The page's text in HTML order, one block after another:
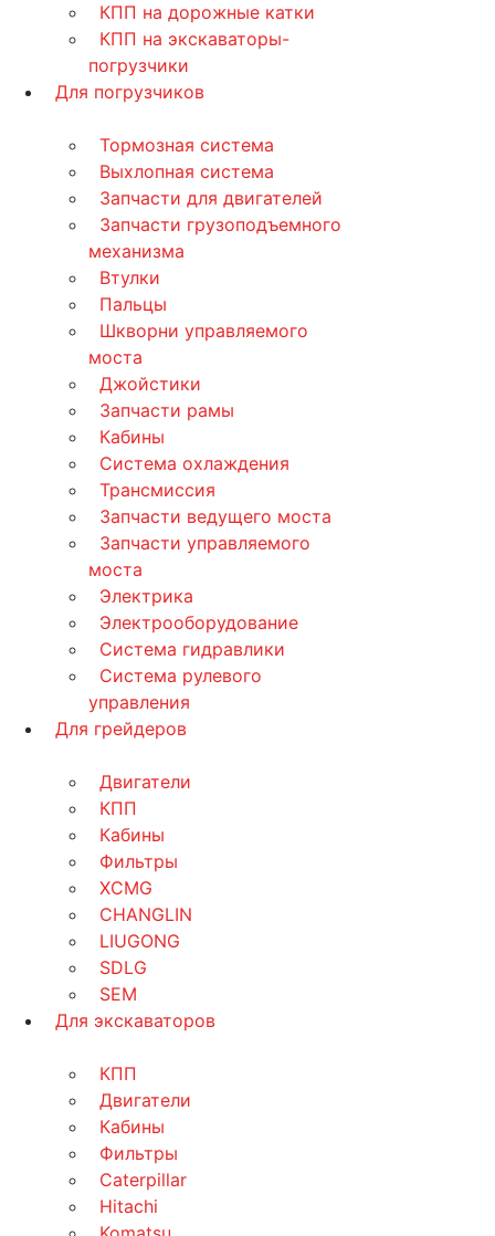
КПП на дорожные катки
КПП на экскаваторы-
погрузчики
Для погрузчиков
Тормозная система
Выхлопная система
Запчасти для двигателей
Запчасти грузоподъемного
механизма
Втулки
Пальцы
Шкворни управляемого
моста
Джойстики
Запчасти рамы
Кабины
Система охлаждения
Трансмиссия
Запчасти ведущего моста
Запчасти управляемого
моста
Электрика
Электрооборудование
Система гидравлики
Система рулевого
управления
Для грейдеров
Двигатели
КПП
Кабины
Фильтры
XCMG
CHANGLIN
LIUGONG
SDLG
SEM
Для экскаваторов
КПП
Двигатели
Кабины
Фильтры
Caterpillar
Hitachi